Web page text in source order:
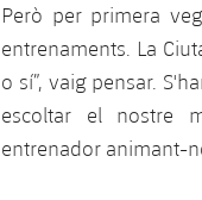
Però per primera
entrenaments. La
o sí”, vaig pensar.
escoltar el nostre
entrenador animant-